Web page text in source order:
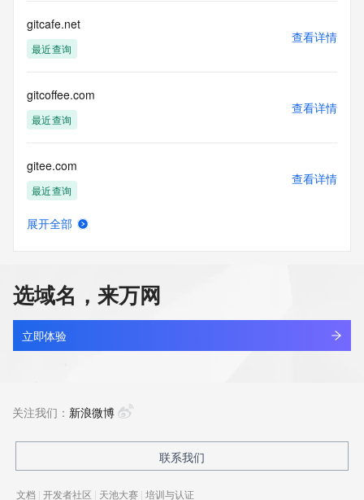
gitcafe.net
最近查询
查看详情
gitcoffee.com
最近查询
查看详情
gitee.com
最近查询
查看详情
github3.com
新注册
查看详情
最近查询
展开全部
选域名，来万网
立即体验
关注我们： 新浪微博
联系我们
文档 | 开发者社区 | 天池大赛 | 培训与认证